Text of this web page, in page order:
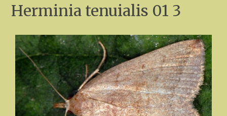
Herminia tenuialis 01 3